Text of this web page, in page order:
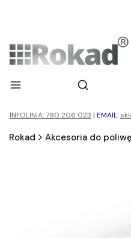
Menu Otwórz
Szukaj
INFOLINIA: 790 206 023 | EMAIL:
Rokad Akcesoria do